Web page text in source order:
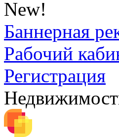
New!
Баннерная
Рабочий
Регистрация